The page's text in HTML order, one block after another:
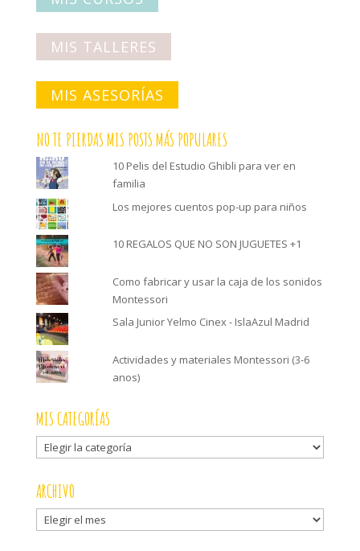
MIS TALLERES
MIS ASESORÍAS
NO TE PIERDAS MIS POSTS MÁS POPULARES
10 Pelis del Estudio Ghibli para ver en
familia
Los mejores cuentos pop-up para niños
10 REGALOS QUE NO SON JUGUETES +1
Como fabricar y usar la caja de los sonidos
Montessori
Sala Junior Yelmo Cinex - IslaAzul Madrid
Actividades y materiales Montessori (3-6
anos)
MIS CATEGORÍAS
Mis
categorías
ARCHIVO
Archivo